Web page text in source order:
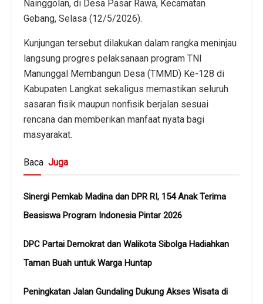
Nainggolan, di Desa Pasar Rawa, Kecamatan
Gebang, Selasa (12/5/2026).
Kunjungan tersebut dilakukan dalam rangka meninjau
langsung progres pelaksanaan program TNI
Manunggal Membangun Desa (TMMD) Ke-128 di
Kabupaten Langkat sekaligus memastikan seluruh
sasaran fisik maupun nonfisik berjalan sesuai
rencana dan memberikan manfaat nyata bagi
masyarakat.
Baca Juga
Sinergi Pemkab Madina dan DPR RI, 154 Anak Terima
Beasiswa Program Indonesia Pintar 2026
DPC Partai Demokrat dan Walikota Sibolga Hadiahkan
Taman Buah untuk Warga Huntap
Peningkatan Jalan Gundaling Dukung Akses Wisata di